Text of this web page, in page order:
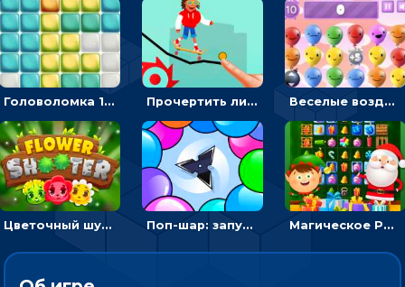
Головоломка 10х10 Прочертить линию, чтобы проехать на скейте, через преграды к финишу - для мальчиков Веселые воздушные шары: соедини одноцветные в линию
Цветочный шутер: стрелять пчелками по цветам Поп-шар: запускать колючку, чтобы лопать воздушные шарики Магическое Рождество: соедини три в ряд и выполни задание